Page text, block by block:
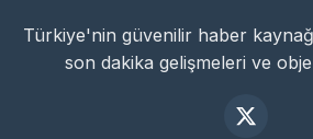
Türkiye'nin güvenilir haber
son dakika gelişmeleri ve